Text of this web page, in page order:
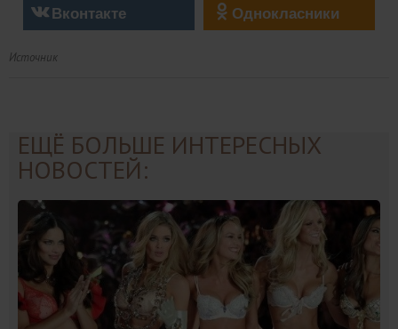
Вконтакте
Однокласники
Источник
ЕЩЁ БОЛЬШЕ ИНТЕРЕСНЫХ
НОВОСТЕЙ: